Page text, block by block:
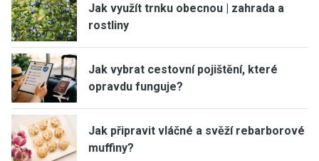
Jak využít trnku obecnou | zahrada a
rostliny
Jak vybrat cestovní pojištění, které
opravdu funguje?
Jak připravit vláčné a svěží rebarborové
muffiny?